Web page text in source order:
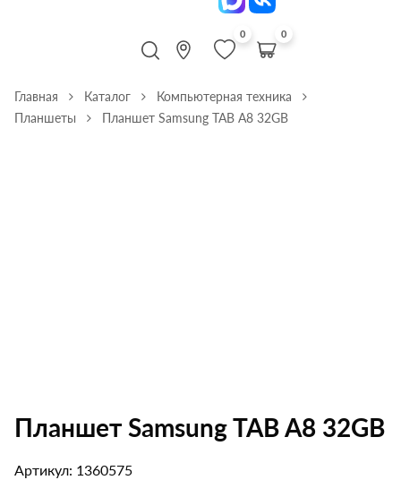
0 0
Главная Каталог
Компьютерная техника
Планшеты
Планшет Samsung TAB A8 32GB
Планшет Samsung TAB A8 32GB
Артикул: 1360575